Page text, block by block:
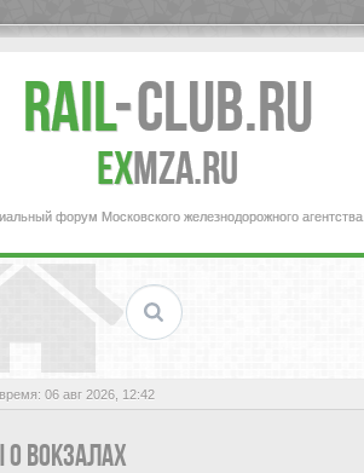
Rail-Club.RU
exMZA.RU
форум Московского железнодорожного агентства
06 авг 2026, 12:42
ВОКЗАЛАХ